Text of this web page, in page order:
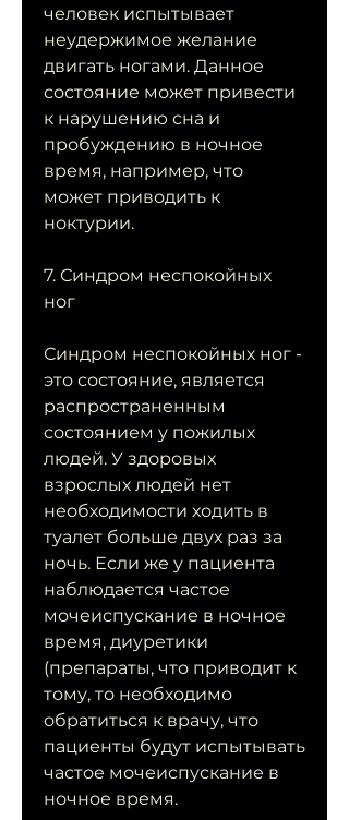
человек испытывает
неудержимое желание
двигать ногами. Данное
состояние может привести
к нарушению сна и
пробуждению в ночное
время, например, что
может приводить к
ноктурии.
7. Синдром неспокойных
ног
Синдром неспокойных ног -
это состояние, является
распространенным
состоянием у пожилых
людей. У здоровых
взрослых людей нет
необходимости ходить в
туалет больше двух раз за
ночь. Если же у пациента
наблюдается частое
мочеиспускание в ночное
время, диуретики
(препараты, что приводит к
тому, то необходимо
обратиться к врачу, что
пациенты будут испытывать
частое мочеиспускание в
ночное время.